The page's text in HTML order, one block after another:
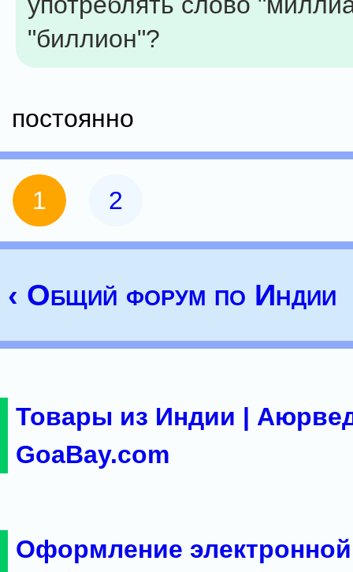
"биллион"?
постоянно
1 2
‹ Общий форум по Индии
Товары из Индии |
GoaBay.com
Оформление электронной